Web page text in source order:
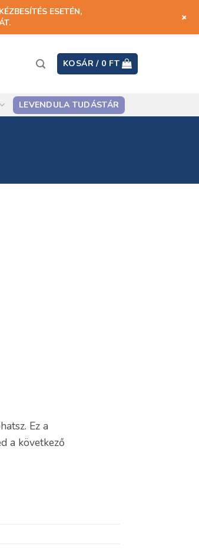
KOSÁR / 0 FT
LEVENDULA TUDÁSTÁR
Ez a
a következő
ESETÉN,
+